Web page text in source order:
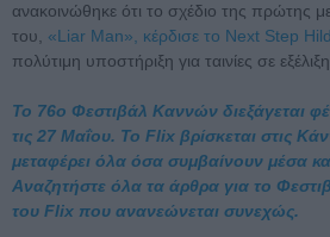
ανακοινώθηκε ότι το σχέδιο της πρώτης
του, «Liar Man», κέρδισε το Next Step
πολύτιμη υποστήριξη για ταινίες σε εξέλιξη.
Το 76ο Φεστιβάλ Καννών διεξάγεται
τις 27 Μαΐου. Το Flix βρίσκεται στις
μεταφέρει όλα όσα συμβαίνουν μέσα
Αναζητήστε όλα τα άρθρα για το
του Flix που ανανεώνεται συνεχώς.